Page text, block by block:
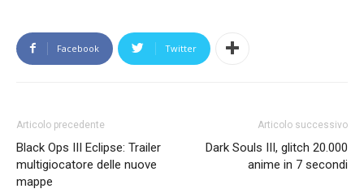
Facebook Twitter
Articolo precedente
Black Ops III Eclipse: Trailer
multigiocatore delle nuove
mappe
Articolo successivo
Dark Souls III, glitch 20.000
anime in 7 secondi